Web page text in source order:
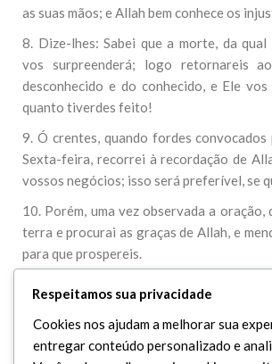
as suas mãos; e Allah bem conhece os
8. Dize-lhes: Sabei que a morte, da qual
vos surpreenderá; logo retornareis
desconhecido e do conhecido, e Ele
quanto tiverdes feito!
9. Ó crentes, quando fordes convocados
Sexta-feira, recorrei à recordação de
vossos negócios; isso será preferível, se
10. Porém, uma vez observada a oração,
terra e procurai as graças de Allah, e
para que prospereis.
diversão, se dispersarem, correndo para
sós, dize-lhes: O que está relacionado
à diversão e ao comércio, porque
Respeitamos sua privacidade
Cookies nos ajudam a melhorar sua
entregar conteúdo personalizado e